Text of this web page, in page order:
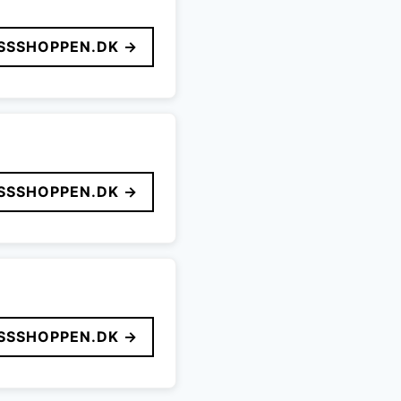
→
→
→